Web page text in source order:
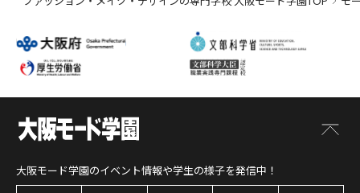
大阪モード学園のイベント情報や学生の様子を発信中！